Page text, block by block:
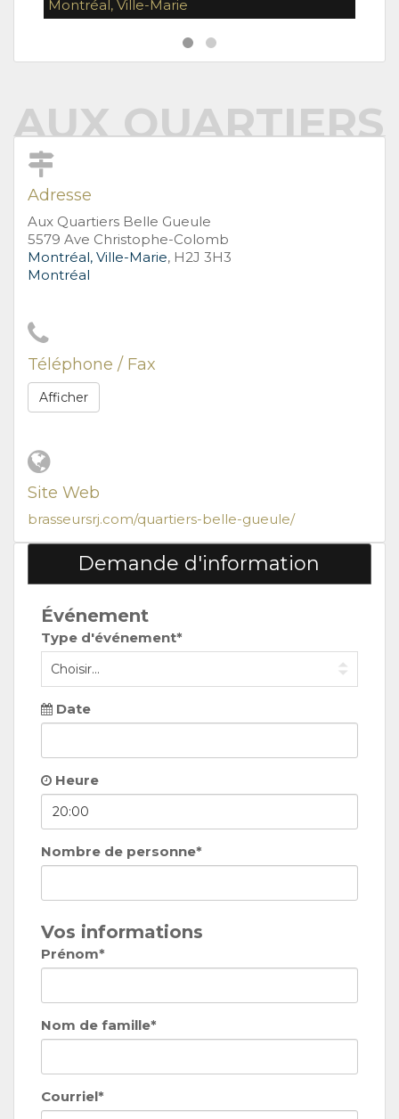
Montréal, Ville-Marie
AUX
Adresse
Aux Quartiers Belle Gueule
5579 Ave Christophe-Colomb
Montréal, Ville-Marie, H2J 3H3
Montréal
Téléphone / Fax
Afficher
Site Web
brasseursrj.com/quartiers-belle-gueule/
Demande d'information
Événement
Type d'événement*
Date
Heure
Nombre de personne*
Vos informations
Prénom*
Nom de famille*
Courriel*